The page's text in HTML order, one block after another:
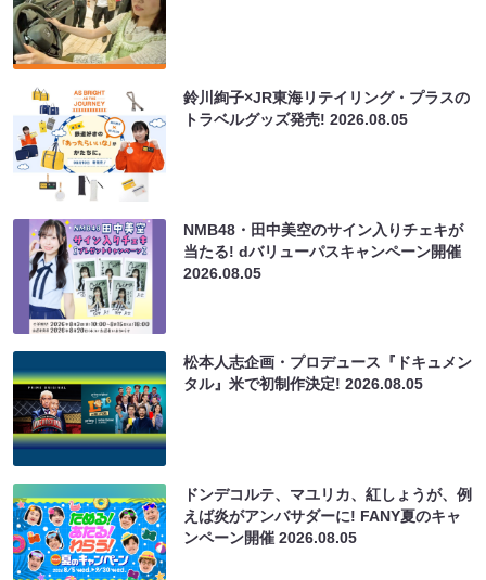
鈴川絢子×JR東海リテイリング・プラスの
トラベルグッズ発売!2026.08.05
NMB48・田中美空のサイン入りチェキが
当たる! dバリューパスキャンペーン開催
2026.08.05
松本人志企画・プロデュース『ドキュメン
タル』米で初制作決定!2026.08.05
ドンデコルテ、マユリカ、紅しょうが、例
えば炎がアンバサダーに! FANY夏のキャ
ンペーン開催2026.08.05